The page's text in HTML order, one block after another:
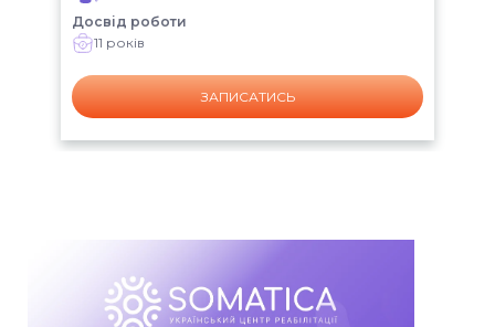
Досвід роботи
11 років
ЗАПИСАТИСЬ